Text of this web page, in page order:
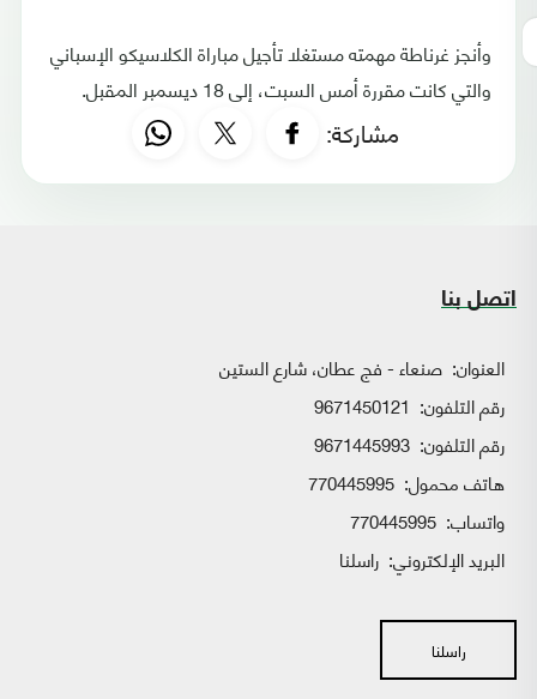
وأنجز غرناطة مهمته مستغلا تأجيل مباراة الكلاسيكو الإسباني
والتي كانت مقررة أمس السبت، إلى 18 ديسمبر المقبل.
مشاركة:
اتصل بنا
العنوان: صنعاء - فج عطان، شارع الستين
رقم التلفون: 9671450121
رقم التلفون: 9671445993
هاتف محمول: 770445995
واتساب:
البريد الإلكتروني: راسلنا
راسلنا